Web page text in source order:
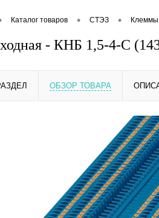
Каталог товаров • СТЭЗ • Клеммы
- КНБ 1,5-4-С
ОБЗОР ТОВАРА